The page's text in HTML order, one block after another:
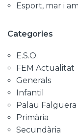
Esport, mar i
Categories
E.S.O.
FEM Actualitat
Generals
Infantil
Palau Falguera
Primària
Secundària